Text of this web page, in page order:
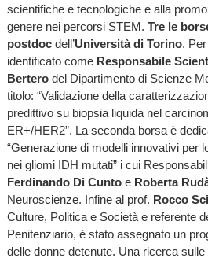
scientifiche e tecnologiche e alla
genere nei percorsi STEM. Tre le
postdocdell’Università di Torino.
identificato come Responsabile
Berterodel Dipartimento di Scienze
titolo: “Validazione della
predittivo su biopsia liquida nel
ER+/HER2”. La seconda borsa è
“Generazione di modelli innovativi per
nei gliomi IDH mutati” i cui
Ferdinando Di Cunto e Roberta
Neuroscienze. Infine al prof. Rocco
Culture, Politica e Società e referente
Penitenziario, è stato assegnato un
delle donne detenute. Una ricerca